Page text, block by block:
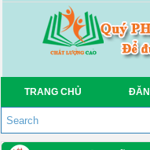
TRANG CHỦ